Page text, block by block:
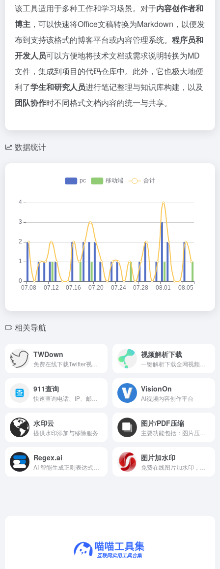
该工具适用于多种工作和学习场景。对于内容创作者和
博主 ，可以快速将Office文稿转换为Markdown，以便发
布到支持该格式的博客平台或内容管理系统。 程序员和
开发人员可以方便地将技术文档或需求说明转换为MD
文件，集成到项目的代码仓库中。此外，它也极大地便
利了学生和研究人员进行笔记整理与知识库构建，以及
团队协作时不同格式文档内容的统一与共享。
数据统计
相关导航
TWDown 视频解析下载
911查询 VisionOn
AI视频内容创作平台
水印云
提供水印添加与移除服务
图片/PDF压缩
Regex.ai 图片加水印